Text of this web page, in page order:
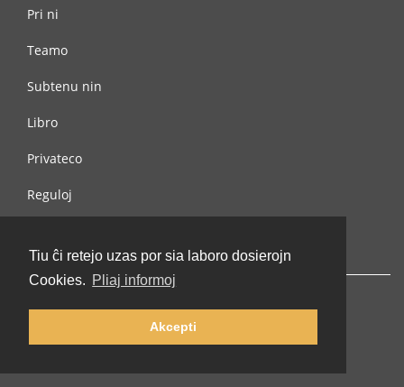
Tiu ĉi retejo uzas por sia laboro dosierojn
Cookies. Pliaj informoj
Akcepti
Pri ni
Teamo
Subtenu nin
Libro
Privateco
Reguloj
© 2002-2026 lernu.net |Impressum